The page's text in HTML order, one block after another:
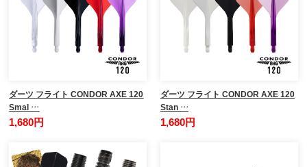
ダーツ フライト CONDOR AXE 120
Smal …
1,680円
ダーツ フライト CONDOR AXE 120
Stan …
1,680円